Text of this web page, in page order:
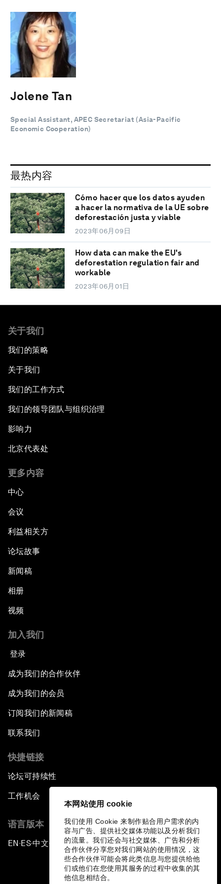
本网站使用 cookie
我们使用 Cookie 来制作贴合用户需求的内
容与广告、提供社交媒体功能以及分析我们
的流量。我们还会与社交媒体、广告和分析
合作伙伴分享您对我们网站的使用情况，这
些合作伙伴可能会将此类信息与您提供给他
们或他们在您使用其服务的过程中收集的其
他信息相结合。
Jolene Tan
Special Assistant, APEC Secretariat (Asia-Pacific
Economic Cooperation)
最热内容
Cómo hacer que los datos ayuden
a hacer la normativa de la UE sobre
deforestación justa y viable
2023年06月09日
How data can make the EU's
deforestation regulation fair and
workable
2023年06月01日
关于我们
我们的策略
关于我们
我们的工作方式
我们的领导团队与组织治理
影响力
北京代表处
更多内容
中心
会议
利益相关方
论坛故事
新闻稿
相册
视频
加入我们
登录
成为我们的合作伙伴
成为我们的会员
订阅我们的新闻稿
联系我们
快捷链接
论坛可持续性
工作机会
语言版本
EN ▪ ES▪中文▪ 日本語